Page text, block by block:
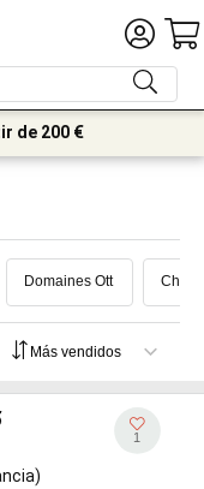
de 200 €
Domaines Ott
1